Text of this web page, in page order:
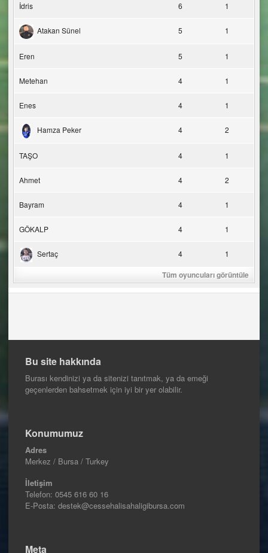
İdris 6 1
Atakan Sünel 5 1
Eren 5 1
Metehan 4 1
Enes 4 1
Hamza Peker 4 2
TAŞO 4 1
Ahmet 4 2
Bayram 4 1
GÖKALP 4 1
Sertaç 4 1
Tüm oyuncuları görüntüle
Bu site hakkında
Burası kendinizi ya da sitenizi tanıtmak, ya da emeği
geçenlerden bahsetmek için iyi bir yer olabilir.
Konumumuz
Adres
Merkez / Bursa / Turkey
İletişim
Telefon: 0545 616 60 16
E-Posta: destek@cessehalisahaligibursa.com
Meta